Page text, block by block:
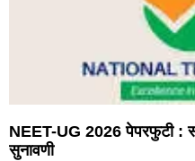
NEET-UG 2026 पेपरफुटी :
सुनावणी